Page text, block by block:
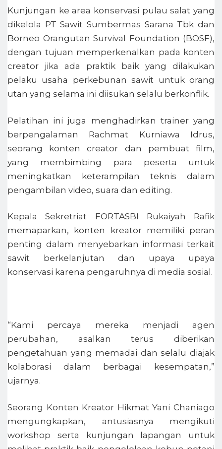
Kunjungan ke area konservasi pulau salat yang
dikelola PT Sawit Sumbermas Sarana Tbk dan
Borneo Orangutan Survival Foundation (BOSF),
dengan tujuan memperkenalkan pada konten
creator jika ada praktik baik yang dilakukan
pelaku usaha perkebunan sawit untuk orang
utan yang selama ini diisukan selalu berkonflik.
Pelatihan ini juga menghadirkan trainer yang
berpengalaman Rachmat Kurniawa Idrus,
seorang konten creator dan pembuat film,
yang membimbing para peserta untuk
meningkatkan keterampilan teknis dalam
pengambilan video, suara dan editing.
Kepala Sekretriat FORTASBI Rukaiyah Rafik
memaparkan, konten kreator memiliki peran
penting dalam menyebarkan informasi terkait
sawit berkelanjutan dan upaya upaya
konservasi karena pengaruhnya di media sosial.
“Kami percaya mereka menjadi agen
perubahan, asalkan terus diberikan
pengetahuan yang memadai dan selalu diajak
kolaborasi dalam berbagai kesempatan,”
ujarnya.
Seorang Konten Kreator Hikmat Yani Chaniago
mengungkapkan, antusiasnya mengikuti
workshop serta kunjungan lapangan untuk